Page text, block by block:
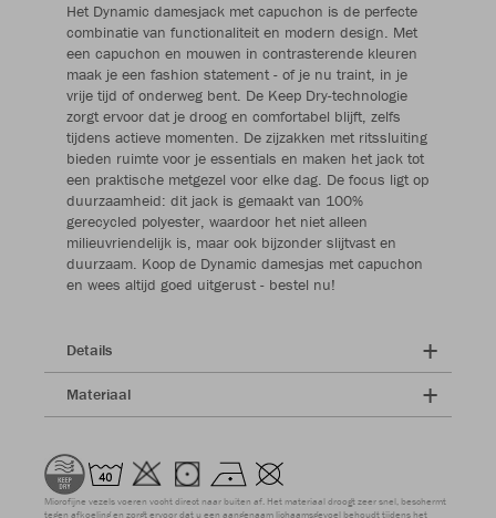
Het Dynamic damesjack met capuchon is de perfecte
combinatie van functionaliteit en modern design. Met
een capuchon en mouwen in contrasterende kleuren
maak je een fashion statement - of je nu traint, in je
vrije tijd of onderweg bent. De Keep Dry-technologie
zorgt ervoor dat je droog en comfortabel blijft, zelfs
tijdens actieve momenten. De zijzakken met ritssluiting
bieden ruimte voor je essentials en maken het jack tot
een praktische metgezel voor elke dag. De focus ligt op
duurzaamheid: dit jack is gemaakt van 100%
gerecycled polyester, waardoor het niet alleen
milieuvriendelijk is, maar ook bijzonder slijtvast en
duurzaam. Koop de Dynamic damesjas met capuchon
en wees altijd goed uitgerust - bestel nu!
Details
Materiaal
Microfijne vezels voeren vocht direct naar buiten af. Het materiaal droogt zeer snel, beschermt
tegen afkoeling en zorgt ervoor dat u een aangenaam lichaamsgevoel behoudt tijdens het